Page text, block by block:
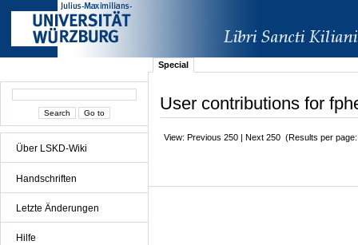
Über LSKD-Wiki
Handschriften
Letzte Änderungen
Hilfe
Special
User contributions for
View: Previous 250 | Next 250 (Results per